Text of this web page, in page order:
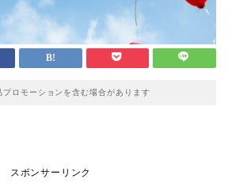
プロモーションを含む場合があります
スポンサーリンク